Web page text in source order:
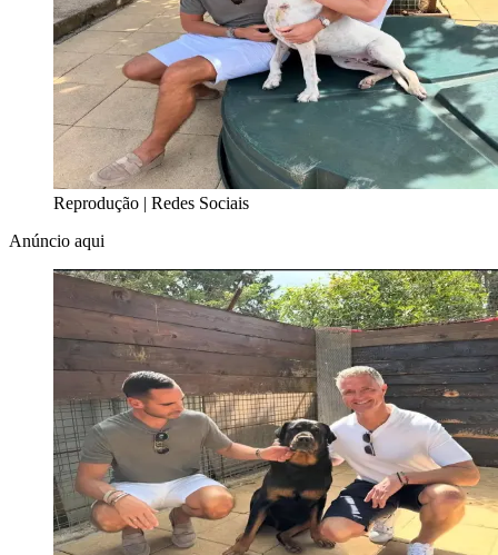
Reprodução | Redes Sociais
Anúncio aqui